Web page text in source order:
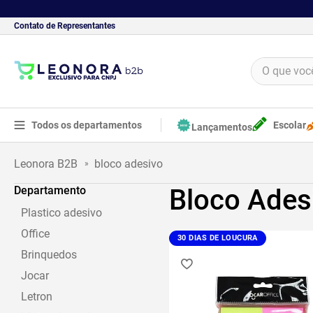
Contato de Representantes
O que você
Todos os departamentos Lançamentos Escolar
bloco adesivo
Departamento
Plastico adesivo
Office
Brinquedos
Jocar
Letron
Bloco
30 DIAS DE LOUCURA
borracha
2º
apontador
3º
food